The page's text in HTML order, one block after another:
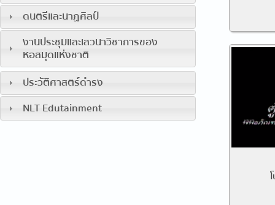
ดนตรีและนาฏศิลป์
งานประชุมและเสวนาวิชาการของ
หอสมุดแห่งชาติ
ประวัติศาสตร์ดำรง
NLT Edutainment